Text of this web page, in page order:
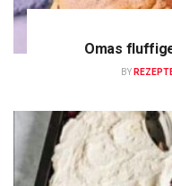
Omas
BY